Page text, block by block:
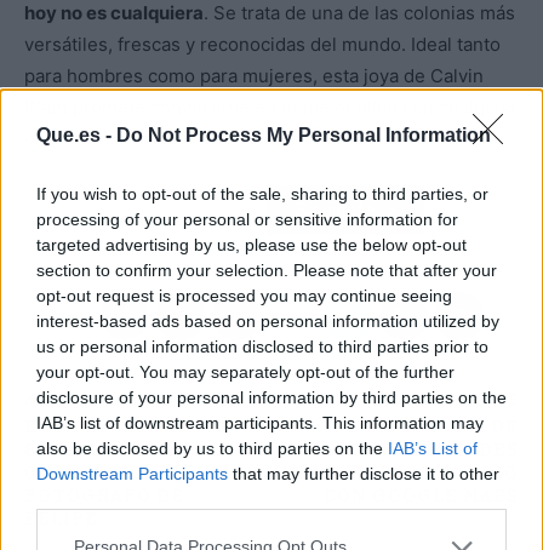
Que.es - Do Not Process My Personal Information
If you wish to opt-out of the sale, sharing to third parties, or
processing of your personal or sensitive information for
targeted advertising by us, please use the below opt-out
section to confirm your selection. Please note that after your
opt-out request is processed you may continue seeing
interest-based ads based on personal information utilized by
us or personal information disclosed to third parties prior to
your opt-out. You may separately opt-out of the further
disclosure of your personal information by third parties on the
IAB’s list of downstream participants. This information may
also be disclosed by us to third parties on the IAB’s List of
Downstream Participants that may further disclose it to other
hoy no es cualquiera. Se trata de una de las colonias más
versátiles, frescas y reconocidas del mundo. Ideal tanto
para hombres como para mujeres, esta joya de Calvin
ocasión.
Siguiente
ARTÍCULO ANTERIOR
EL PAGO DE MÁS DE
80.000 EUROS DE LA
CASA REAL A UN
ARTÍCULO SIGUIENTE
OLVÍDATE DE
LINKEDIN: ASÍ PUEDES
ENCONTRAR TRABAJO